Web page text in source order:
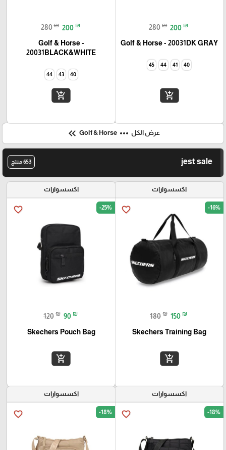
280 ₪ 200 ₪
Golf & Horse - 20031DK GRAY
40
41
44
45
add_shopping_cart
280 ₪ 200 ₪
Golf & Horse -
20031BLACK&WHITE
40
43
44
add_shopping_cart
عرض الكل more_horiz
keyboard_double_arrow_left
jest sale 653 منتج
اكسسوارات
favorite_border -16%
180 ₪ 150 ₪
Skechers Training Bag
add_shopping_cart
اكسسوارات
favorite_border -25%
120 ₪ 90 ₪
Skechers Pouch Bag
add_shopping_cart
اكسسوارات
favorite_border -18%
اكسسوارات
favorite_border -18%